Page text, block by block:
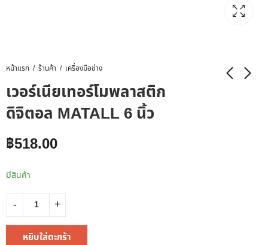
หน้าแรก ร้านค้า เครื่องมือช่าง
เวอร์เนียเทอร์โมพลาสติก
ดิจิตอล MATALL 6 นิ้ว
฿518.00
มีสินค้า
หยิบใส่ตะกร้า